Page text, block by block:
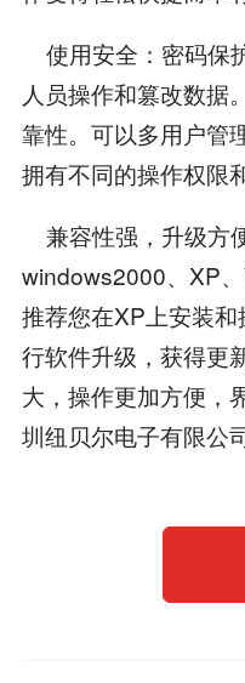
使用安全：密码保
人员操作和篡改数据
靠性。可以多用户管
拥有不同的操作权限
兼容性强，升级方
windows2000、XP
推荐您在XP上安装
行软件升级，获得更
大，操作更加方便，
圳纽贝尔电子有限公